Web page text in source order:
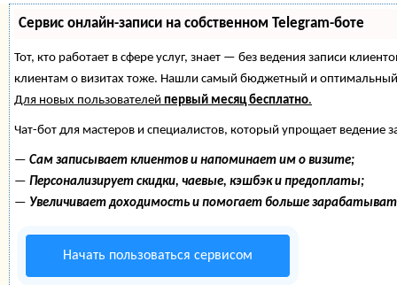
Сервис онлайн-записи на собственном Telegram-боте
Тот, кто работает в сфере услуг, знает — без ведения записи
клиентам о визитах тоже. Нашли самый бюджетный и
Для новых пользователей первый месяц бесплатно.
Чат-бот для мастеров и специалистов, который упрощает ведение
— Сам записывает клиентов и напоминает им о визите;
— Персонализирует скидки, чаевые, кэшбэк и предоплаты;
— Увеличивает доходимость и помогает больше
Начать пользоваться сервисом